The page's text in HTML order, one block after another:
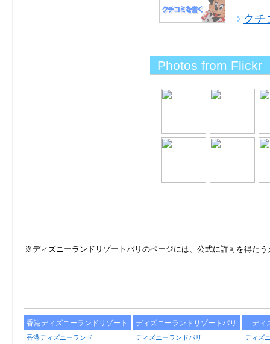
クチ
Photos from Flickr
※ディズニーランドリゾートパリのページには、公式に許可を得た
香港ディズニーランドリゾート
香港ディズニーランド
ディズニーランドリゾートパリ
ディズニーランドパリ
ディ
ディズ